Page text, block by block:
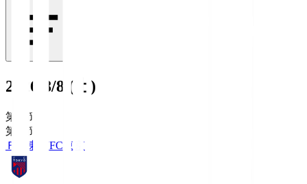
2026/8/8 (土)
第1節
第1節
ＦＣ東京FC東京